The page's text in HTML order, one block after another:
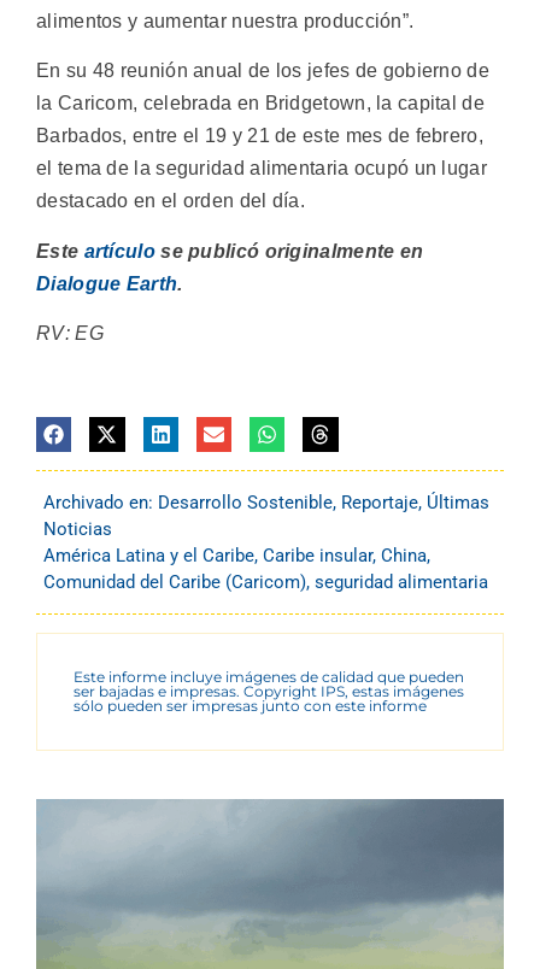
alimentos y aumentar nuestra producción”.
En su 48 reunión anual de los jefes de gobierno de
la Caricom, celebrada en Bridgetown, la capital de
Barbados, entre el 19 y 21 de este mes de febrero,
el tema de la seguridad alimentaria ocupó un lugar
destacado en el orden del día.
Este artículose publicó originalmente en
Dialogue Earth.
RV: EG
Archivado en: Desarrollo Sostenible, Reportaje, Últimas
Noticias
América Latina y el Caribe, Caribe insular, China,
Comunidad del Caribe (Caricom), seguridad alimentaria
Este informe incluye imágenes de calidad que pueden
ser bajadas e impresas. Copyright IPS, estas imágenes
sólo pueden ser impresas junto con este informe